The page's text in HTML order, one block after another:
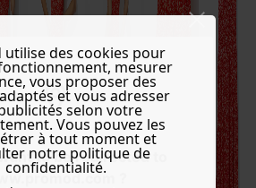
to be redirected to
?
utilise des cookies pour
mesurer
vous proposer des
et vous adresser
selon votre
Vous pouvez les
à tout moment et
notre politique de
confidentialité.